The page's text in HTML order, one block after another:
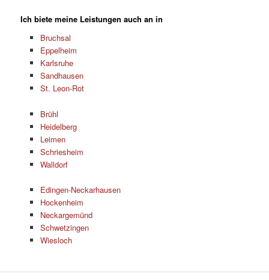
Ich biete meine Leistungen auch an in
Bruchsal
Eppelheim
Karlsruhe
Sandhausen
St. Leon-Rot
Brühl
Heidelberg
Leimen
Schriesheim
Walldorf
Edingen-Neckarhausen
Hockenheim
Neckargemünd
Schwetzingen
Wiesloch